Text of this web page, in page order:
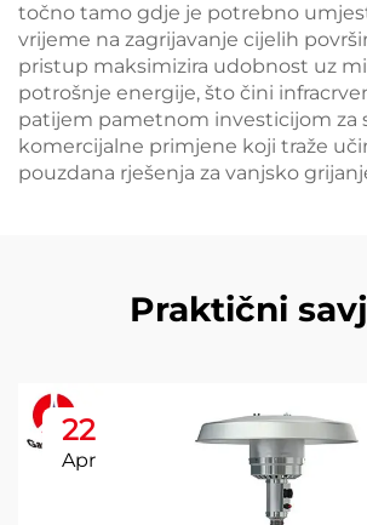
točno tamo gdje je potrebno
vrijeme na zagrijavanje cijelih
pristup maksimizira udobnost uz
potrošnje energije, što čini
patijem pametnom investicijom za
komercijalne primjene koji traže
pouzdana rješenja za vanjsko
Praktični
22
Apr